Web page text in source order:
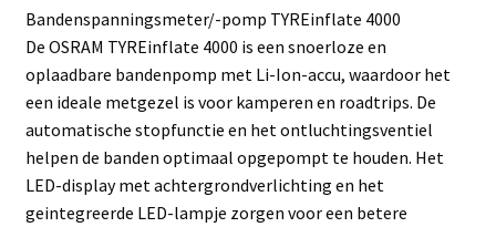
Bandenspanningsmeter/-pomp TYREinflate 4000
De OSRAM TYREinflate 4000 is een snoerloze en
oplaadbare bandenpomp met Li-Ion-accu, waardoor het
een ideale metgezel is voor kamperen en roadtrips. De
automatische stopfunctie en het ontluchtingsventiel
helpen de banden optimaal opgepompt te houden. Het
LED-display met achtergrondverlichting en het
geintegreerde LED-lampje zorgen voor een betere